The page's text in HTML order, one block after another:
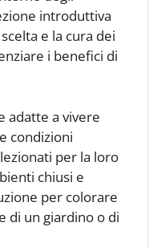
introduttiva
e la cura dei
i benefici di
adatte a vivere
condizioni
per la loro
chiusi e
per colorare
di un giardino o di